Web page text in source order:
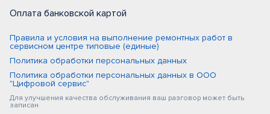
Оплата банковской картой
Правила и условия на выполнение ремонтных работ в
сервисном центре типовые (единые)
Политика обработки персональных данных
Политика обработки персональных данных в ООО
"Цифровой сервис"
Для улучшения качества обслуживания ваш разговор может быть
записан